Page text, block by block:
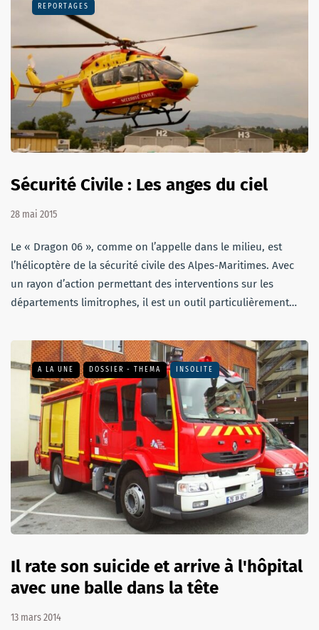
REPORTAGES
Sécurité Civile : Les anges du ciel
28 mai 2015
Le « Dragon 06 », comme on l’appelle dans le milieu, est
l’hélicoptère de la sécurité civile des Alpes-Maritimes. Avec
un rayon d’action permettant des interventions sur les
départements limitrophes, il est un outil particulièrement…
A LA UNE DOSSIER - THEMA INSOLITE
Il rate son suicide et arrive à l'hôpital
avec une balle dans la tête
13 mars 2014